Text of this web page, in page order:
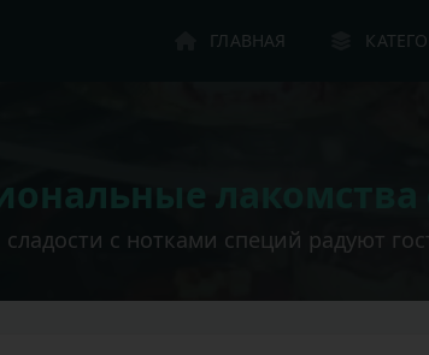
ГЛАВНАЯ
лакомства
с нотками специй радуют